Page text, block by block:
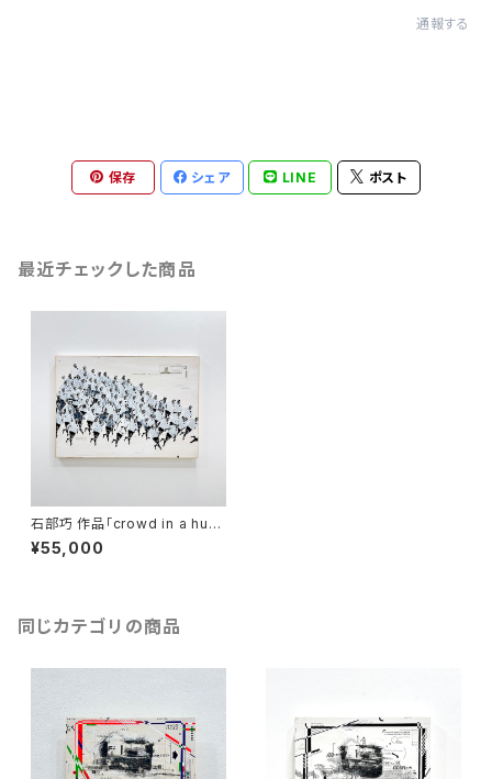
通報する
保存 シェア LINE ポスト
最近チェックした商品
石部巧 作品「crowd in a hurr
y」
¥55,000
同じカテゴリの商品